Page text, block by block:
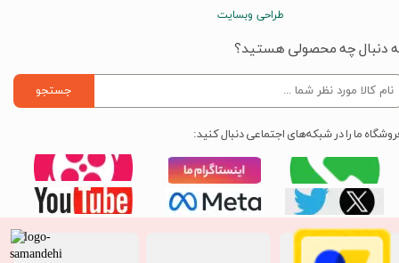
طراحی وبسایت
دنبال چه محصولی هستید؟
جستجو
ما را در شبکه‌های اجتماعی دنبال کنید: